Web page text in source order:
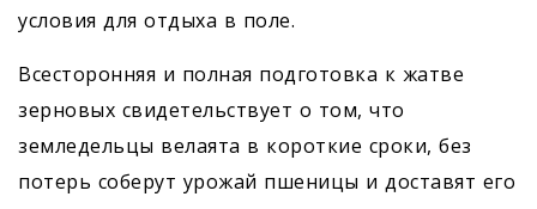
условия для отдыха в поле.
Всесторонняя и полная подготовка к жатве
зерновых свидетельствует о том, что
земледельцы велаята в короткие сроки, без
потерь соберут урожай пшеницы и доставят его